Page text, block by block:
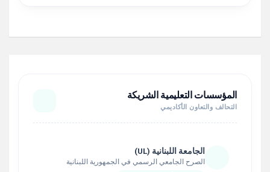
المؤسسات التعليمية الشريكة
التحالف والتعاون الأكاديمي
الجامعة اللبنانية (UL)
الصرح الجامعي الرسمي في الجمهورية اللبنانية